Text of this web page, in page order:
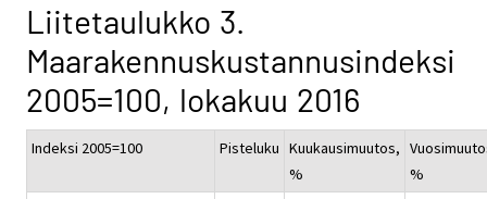
Liitetaulukko 3.
Maarakennuskustannusindeksi
2005=100, lokakuu 2016
Indeksi 2005=100 Pisteluku Kuukausimuutos,
%
%